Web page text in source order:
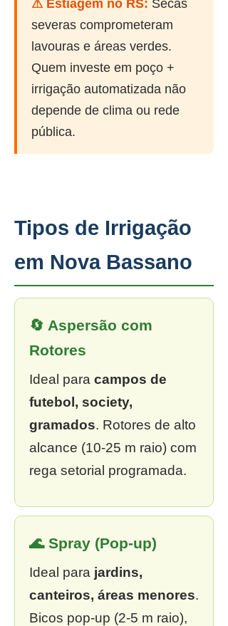
⚠ Estiagem no RS: Secas
severas comprometeram
lavouras e áreas verdes.
Quem investe em poço +
irrigação automatizada não
depende de clima ou rede
pública.
Tipos de Irrigação
em Nova Bassano
🔄 Aspersão com
Rotores
Ideal para campos de
futebol, society,
gramados. Rotores de alto
alcance (10-25 m raio) com
rega setorial programada.
🌊 Spray (Pop-up)
Ideal para jardins,
canteiros, áreas menores.
Bicos pop-up (2-5 m raio),